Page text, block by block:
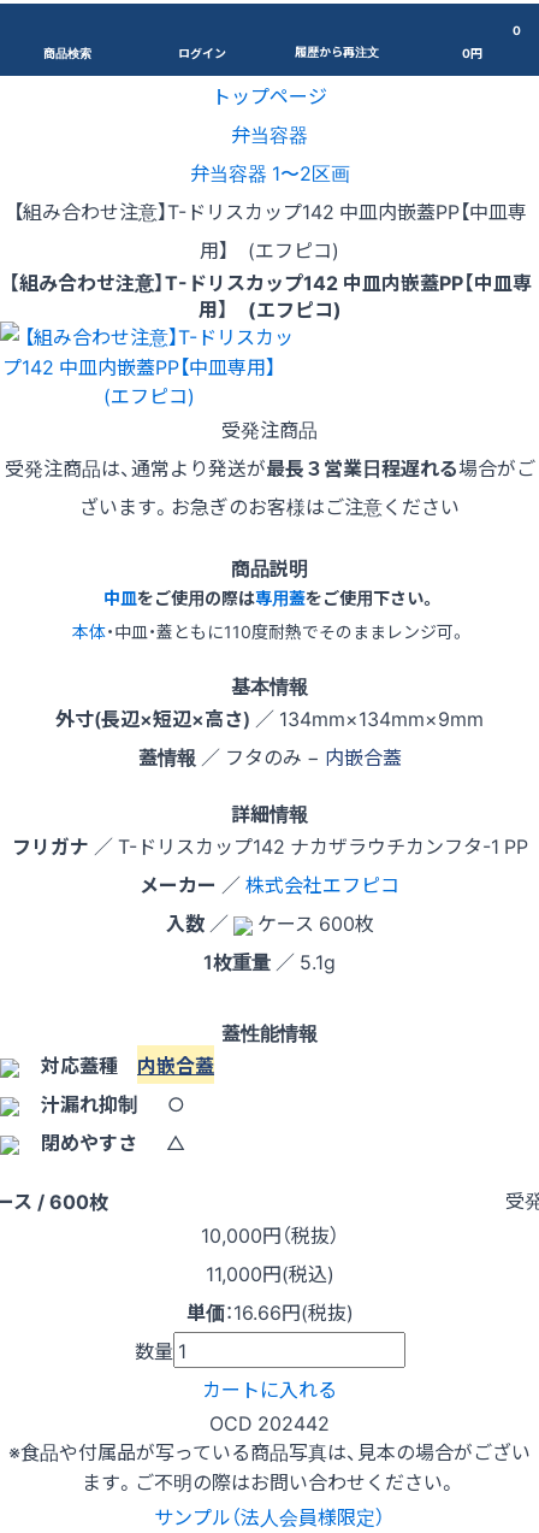
商品検索 ログイン 履歴から再注文
0
0円
トップページ
弁当容器
弁当容器 1〜2区画
【組み合わせ注意】T-ドリスカップ142 中皿内嵌蓋PP【中皿専
用】 (エフピコ)
【組み合わせ注意】T-ドリスカップ142 中皿内嵌蓋PP【中皿専
用】 (エフピコ)
受発注商品
受発注商品は、通常より発送が最長３営業日程遅れる場合がご
ざいます。お急ぎのお客様はご注意ください
商品説明
中皿をご使用の際は専用蓋をご使用下さい。
本体・中皿・蓋ともに110度耐熱でそのままレンジ可。
基本情報
外寸(長辺×短辺×高さ) ／ 134mm×134mm×9mm
蓋情報 ／ フタのみ − 内嵌合蓋
詳細情報
フリガナ ／ T-ドリスカップ142 ナカザラウチカンフタ-1 PP
メーカー ／株式会社エフピコ
入数／
ケース 600枚
1枚重量 ／ 5.1g
蓋性能情報
対応蓋種 内嵌合蓋
汁漏れ抑制
○
閉めやすさ
△
ス / 600枚
受
10,000円（税抜）
11,000円(税込)
単価：16.66円(税抜)
数量
カートに入れる
OCD 202442
※食品や付属品が写っている商品写真は、見本の場合がござい
ます。ご不明の際はお問い合わせください。
サンプル（法人会員様限定）